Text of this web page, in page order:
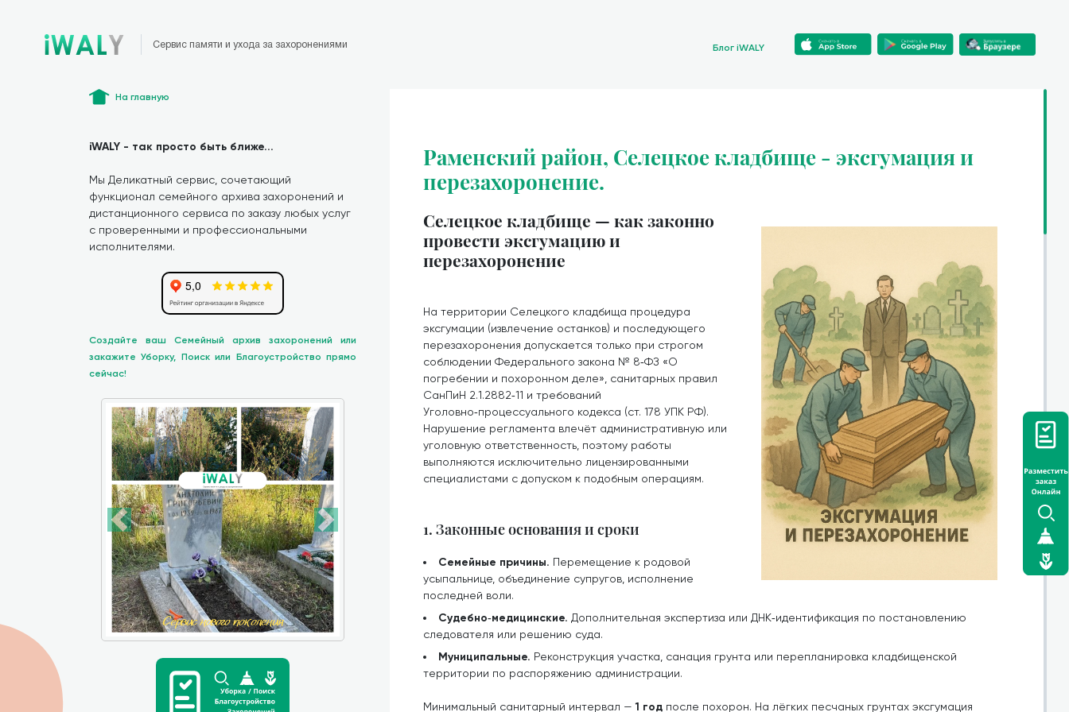
Сервис памяти и ухода за захоронениями Блог iWALY
На главную
iWALY - так просто быть ближе...
Мы Деликатный сервис, сочетающий
функционал семейного архива захоронений и
дистанционного сервиса по заказу любых услуг
с проверенными и профессиональными
исполнителями.
Создайте ваш Семейный архив захоронений или
закажите Уборку, Поиск или Благоустройство прямо
сейчас!
Раменский район, Селецкое кладбище - эксгумация и
перезахоронение.
Селецкое кладбище — как законно
провести эксгумацию и
перезахоронение
На территории Селецкого кладбища процедура
эксгумации (извлечение останков) и последующего
перезахоронения допускается только при строгом
соблюдении Федерального закона № 8‑ФЗ «О
погребении и похоронном деле», санитарных правил
СанПиН 2.1.2882‑11 и требований
Уголовно‑процессуального кодекса (ст. 178 УПК РФ).
Нарушение регламента влечёт административную или
уголовную ответственность, поэтому работы
выполняются исключительно лицензированными
специалистами с допуском к подобным операциям.
1. Законные основания и сроки
Семейные причины. Перемещение к родовой
усыпальнице, объединение супругов, исполнение
последней воли.
Судебно‑медицинские. Дополнительная экспертиза или ДНК‑идентификация по постановлению
следователя или решению суда.
Муниципальные. Реконструкция участка, санация грунта или перепланировка кладбищенской
территории по распоряжению администрации.
Минимальный санитарный интервал —1 год после похорон. На лёгких песчаных грунтах эксгумация